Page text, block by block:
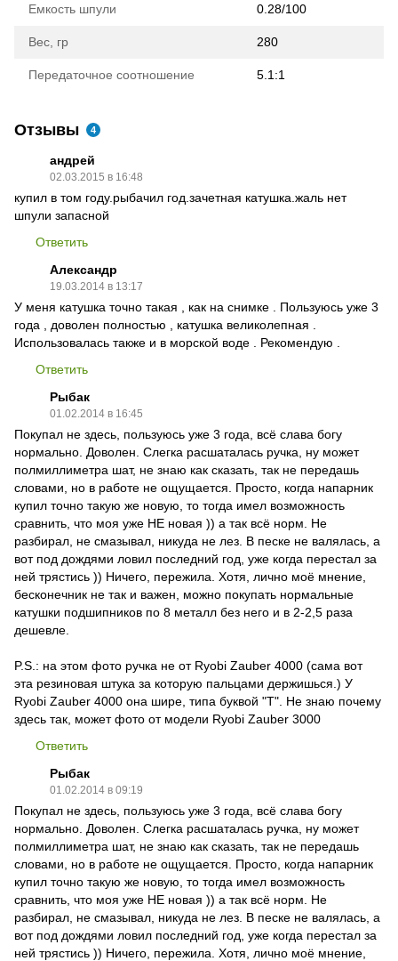
Емкость шпули 0.28/100
Вес, гр 280
Передаточное соотношение 5.1:1
Отзывы 4
андрей
02.03.2015 в 16:48
купил в том году.рыбачил год.зачетная катушка.жаль нет
шпули запасной
Ответить
Александр
19.03.2014 в 13:17
У меня катушка точно такая , как на снимке . Пользуюсь уже 3
года , доволен полностью , катушка великолепная .
Использовалась также и в морской воде . Рекомендую .
Ответить
Рыбак
01.02.2014 в 16:45
Покупал не здесь, пользуюсь уже 3 года, всё слава богу
нормально. Доволен. Слегка расшаталась ручка, ну может
полмиллиметра шат, не знаю как сказать, так не передашь
словами, но в работе не ощущается. Просто, когда напарник
купил точно такую же новую, то тогда имел возможность
сравнить, что моя уже НЕ новая )) а так всё норм. Не
разбирал, не смазывал, никуда не лез. В песке не валялась, а
вот под дождями ловил последний год, уже когда перестал за
ней трястись )) Ничего, пережила. Хотя, лично моё мнение,
бесконечник не так и важен, можно покупать нормальные
катушки подшипников по 8 металл без него и в 2-2,5 раза
дешевле.
P.S.: на этом фото ручка не от Ryobi Zauber 4000 (сама вот
эта резиновая штука за которую пальцами держишься.) У
Ryobi Zauber 4000 она шире, типа буквой "Т". Не знаю почему
здесь так, может фото от модели Ryobi Zauber 3000
Ответить
Рыбак
01.02.2014 в 09:19
Покупал не здесь, пользуюсь уже 3 года, всё слава богу
нормально. Доволен. Слегка расшаталась ручка, ну может
полмиллиметра шат, не знаю как сказать, так не передашь
словами, но в работе не ощущается. Просто, когда напарник
купил точно такую же новую, то тогда имел возможность
сравнить, что моя уже НЕ новая )) а так всё норм. Не
разбирал, не смазывал, никуда не лез. В песке не валялась, а
вот под дождями ловил последний год, уже когда перестал за
ней трястись )) Ничего, пережила. Хотя, лично моё мнение,